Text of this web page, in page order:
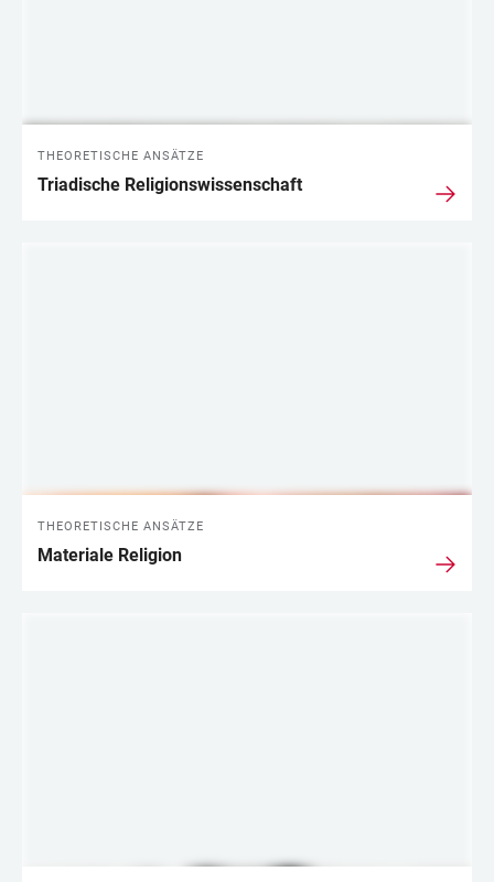
THEORETISCHE ANSÄTZE
Triadische Religionswissenschaft
THEORETISCHE ANSÄTZE
Materiale Religion